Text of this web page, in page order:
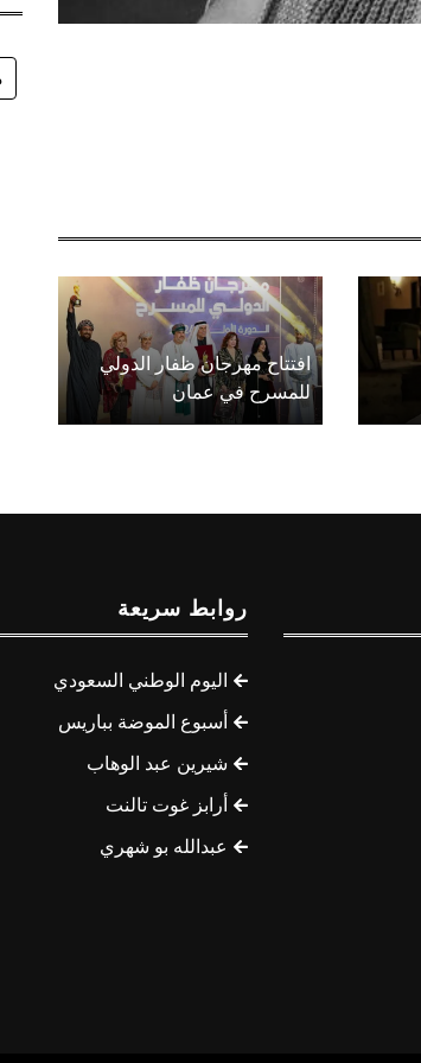
افتتاح مهرجان ظفار الدولي
للمسرح في عمان
روابط سريعة
اليوم الوطني السعودي
أسبوع الموضة بباريس
شيرين عبد الوهاب
أرابز غوت تالنت
عبدالله بو شهري